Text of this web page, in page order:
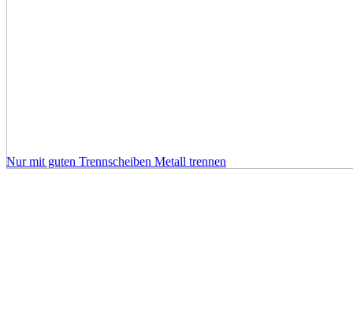
Nur mit guten Trennscheiben Metall trennen